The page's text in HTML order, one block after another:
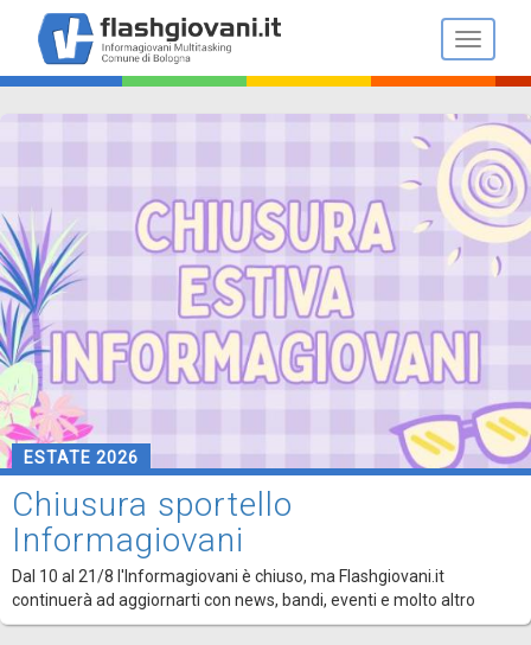
contenuto
principale
Toggle
ESTATE 2026
Chiusura sportello
Informagiovani
Dal 10 al 21/8 l'Informagiovani è chiuso, ma Flashgiovani.it
continuerà ad aggiornarti con news, bandi, eventi e molto altro